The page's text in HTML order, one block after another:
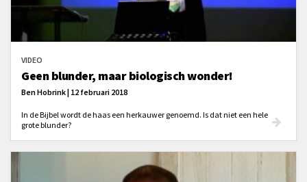
VIDEO
Geen blunder, maar biologisch wonder!
Ben Hobrink | 12 februari 2018
In de Bijbel wordt de haas een herkauwer genoemd. Is dat niet een hele
grote blunder?